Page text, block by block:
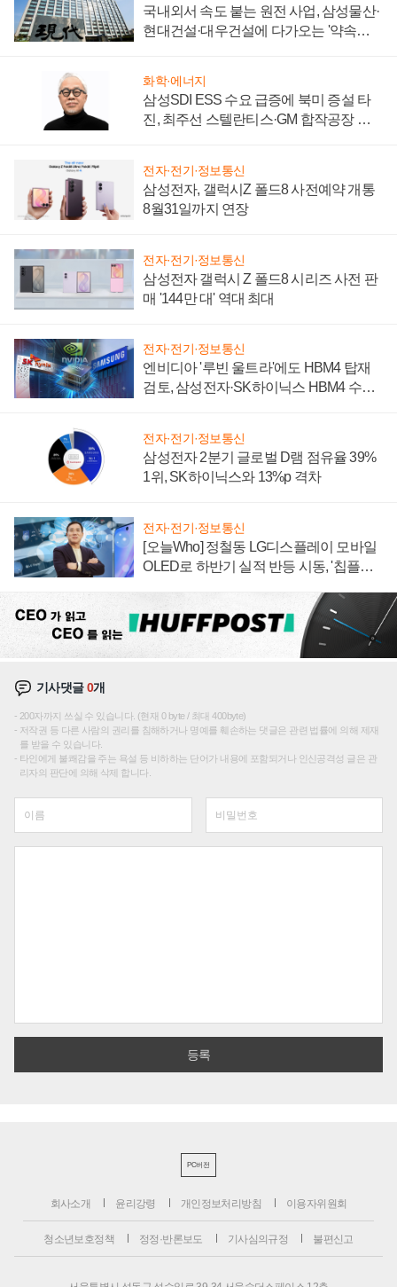
국내외서 속도 붙는 원전 사업, 삼성물산·
현대건설·대우건설에 다가오는 '약속의
화학·에너지
삼성SDI ESS 수요 급증에 북미 증설 타
진, 최주선 스텔란티스·GM 합작공장 건
전자·전기·정보통신
삼성전자, 갤럭시Z 폴드8 사전예약 개통
8월31일까지 연장
전자·전기·정보통신
삼성전자 갤럭시 Z 폴드8 시리즈 사전 판
매 '144만 대' 역대 최대
전자·전기·정보통신
엔비디아 '루빈 울트라'에도 HBM4 탑재
검토, 삼성전자·SK하이닉스 HBM4 수율
전자·전기·정보통신
삼성전자 2분기 글로벌 D램 점유율 39%
1위, SK하이닉스와 13%p 격차
전자·전기·정보통신
[오늘Who] 정철동 LG디스플레이 모바일
OLED로 하반기 실적 반등 시동, '칩플레
기사댓글0개
200자까지 쓰실 수 있습니다. (현재 0 byte / 최대 400byte)
저작권 등 다른 사람의 권리를 침해하거나 명예를 훼손하는 댓글은 관련 법률에 의해 제재
를 받을 수 있습니다.
타인에게 불쾌감을 주는 욕설 등 비하하는 단어가 내용에 포함되거나 인신공격성 글은 관
리자의 판단에 의해 삭제 합니다.
PC버전
회사소개 윤리강령 개인정보처리방침 이용자위원회
청소년보호정책 정정·반론보도 기사심의규정 불편신고